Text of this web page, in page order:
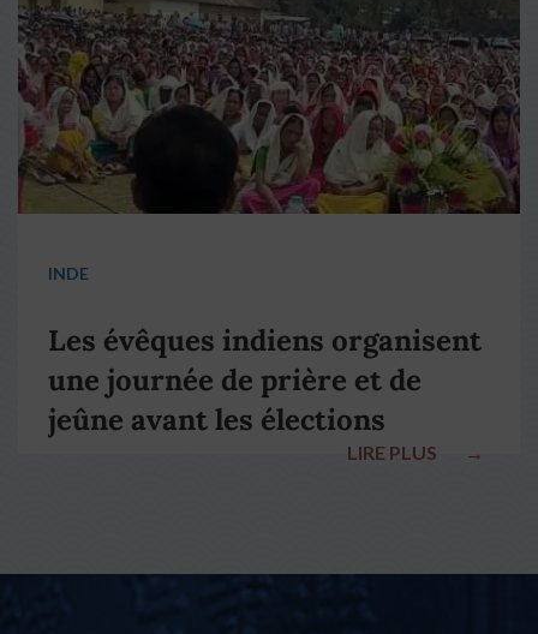
INDE
Les évêques indiens organisent
une journée de prière et de
jeûne avant les élections
LIRE PLUS →